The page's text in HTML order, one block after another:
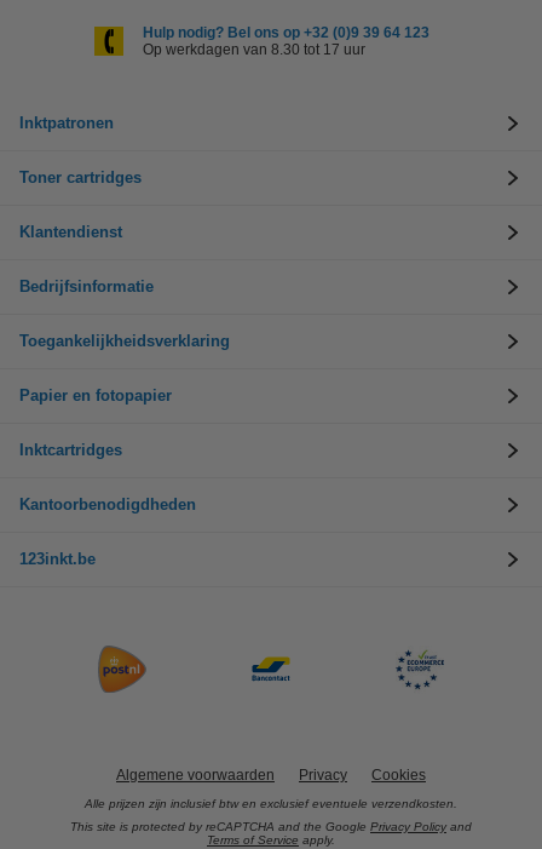
Hulp nodig? Bel ons op +32 (0)9 39 64 123
Op werkdagen van 8.30 tot 17 uur
Inktpatronen
Toner cartridges
Klantendienst
Bedrijfsinformatie
Toegankelijkheidsverklaring
Papier en fotopapier
Inktcartridges
Kantoorbenodigdheden
123inkt.be
Algemene voorwaarden Privacy Cookies
Alle prijzen zijn inclusief btw en exclusief eventuele verzendkosten.
This site is protected by reCAPTCHA and the Google Privacy Policy and
Terms of Service apply.